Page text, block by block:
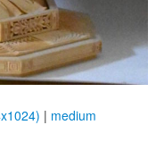
| medium